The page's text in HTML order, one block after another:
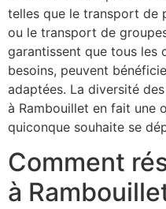
telles que le transport de
ou le transport de
garantissent que tous les
besoins, peuvent
adaptées. La diversité
à Rambouillet en fait une
quiconque souhaite se
Comment
à